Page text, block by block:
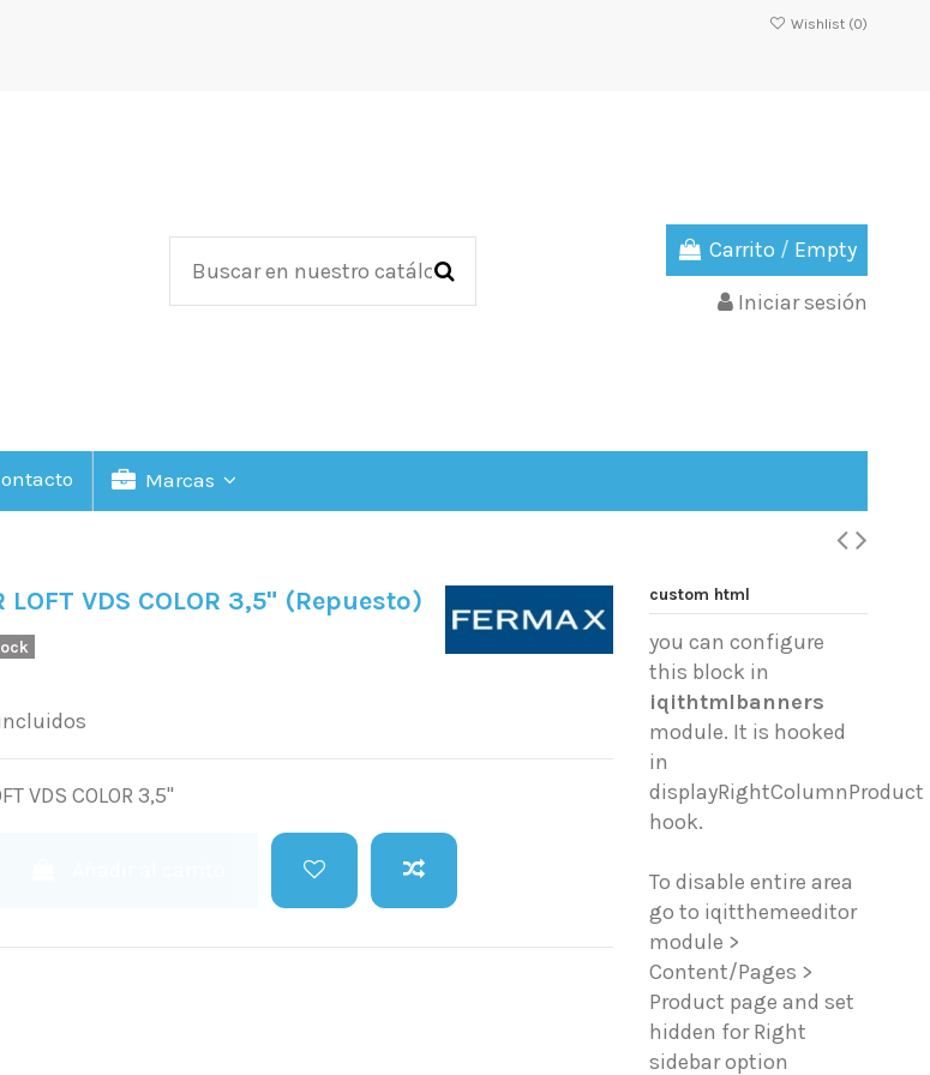
Wishlist (0)
Carrito / Empty
Iniciar sesión
Marcas
LOFT VDS COLOR 3,5" (Repuesto)
VDS COLOR 3,5"
custom html
you can configure
this block in
iqithtmlbanners
module. It is hooked
in
displayRightColumnProduct
hook.
To disable entire area
go to iqitthemeeditor
module >
Content/Pages >
Product page and set
hidden for Right
sidebar option